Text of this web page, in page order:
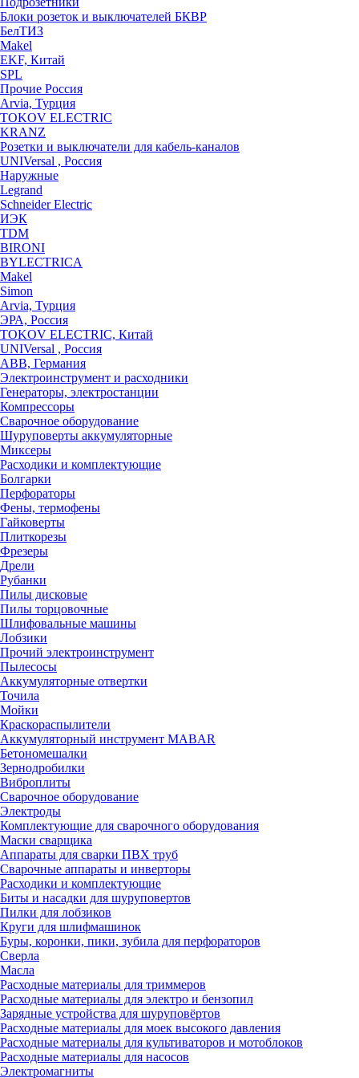
Блоки розеток и выключателей БКВР
БелТИЗ
Makel
EKF, Китай
SPL
Прочие Россия
Arvia, Турция
TOKOV ELECTRIC
KRANZ
Розетки и выключатели для кабель-каналов
UNIVersal , Россия
Наружные
Legrand
Schneider Electric
ИЭК
TDM
BIRONI
BYLECTRICA
Makel
Simon
Arvia, Турция
ЭРА, Россия
TOKOV ELECTRIC, Китай
UNIVersal , Россия
ABB, Германия
Электроинструмент и расходники
Генераторы, электростанции
Компрессоры
Сварочное оборудование
Шуруповерты аккумуляторные
Миксеры
Расходики и комплектующие
Болгарки
Перфораторы
Фены, термофены
Гайковерты
Плиткорезы
Фрезеры
Дрели
Рубанки
Пилы дисковые
Пилы торцовочные
Шлифовальные машины
Лобзики
Прочий электроинструмент
Пылесосы
Аккумуляторные отвертки
Точила
Мойки
Краскораспылители
Аккумуляторный инструмент MABAR
Бетономешалки
Зернодробилки
Виброплиты
Сварочное оборудование
Электроды
Комплектующие для сварочного оборудования
Маски сварщика
Аппараты для сварки ПВХ труб
Сварочные аппараты и инверторы
Расходики и комплектующие
Биты и насадки для шуруповертов
Пилки для лобзиков
Круги для шлифмашинок
Буры, коронки, пики, зубила для перфораторов
Сверла
Масла
Расходные материалы для триммеров
Расходные материалы для электро и бензопил
Зарядные устройства для шуруповёртов
Расходные материалы для моек высокого давления
Расходные материалы для культиваторов и мотоблоков
Расходные материалы для насосов
Электромагниты